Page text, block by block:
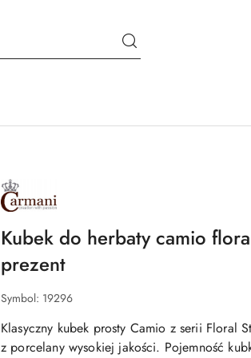
NAZWA
PRODUCENTA:
CARMANI
Kubek do herbaty camio
prezent
Symbol: 19296
Klasyczny kubek prosty Camio z serii Floral
z porcelany wysokiej jakości. Pojemność